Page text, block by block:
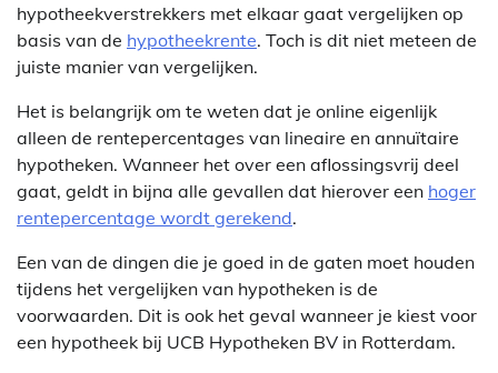
hypotheekverstrekkers met elkaar gaat vergelijken op
basis van de hypotheekrente. Toch is dit niet meteen de
juiste manier van vergelijken.
Het is belangrijk om te weten dat je online eigenlijk
alleen de rentepercentages van lineaire en annuïtaire
hypotheken. Wanneer het over een aflossingsvrij deel
gaat, geldt in bijna alle gevallen dat hierover een hoger
rentepercentage wordt gerekend.
Een van de dingen die je goed in de gaten moet houden
tijdens het vergelijken van hypotheken is de
voorwaarden. Dit is ook het geval wanneer je kiest voor
een hypotheek bij UCB Hypotheken BV in Rotterdam.